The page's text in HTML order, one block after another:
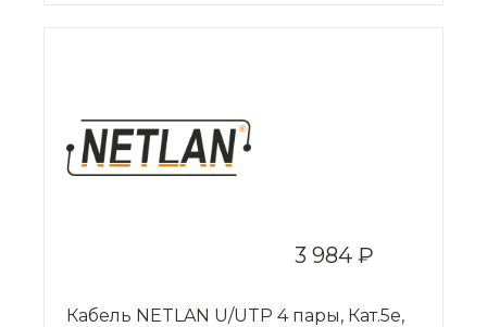
3 984 ₽
Кабель NETLAN U/UTP 4 пары, Кат.5e,